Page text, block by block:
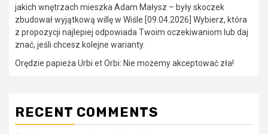
jakich wnętrzach mieszka Adam Małysz – były skoczek
zbudował wyjątkową willę w Wiśle [09.04.2026] Wybierz, która
z propozycji najlepiej odpowiada Twoim oczekiwaniom lub daj
znać, jeśli chcesz kolejne warianty.
Orędzie papieża Urbi et Orbi: Nie możemy akceptować zła!
RECENT COMMENTS